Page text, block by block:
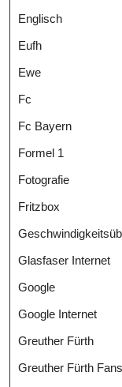
Englisch
Eufh
Ewe
Fc
Fc Bayern
Formel 1
Fotografie
Fritzbox
Glasfaser Internet
Google
Google Internet
Greuther Fürth
Greuther Fürth